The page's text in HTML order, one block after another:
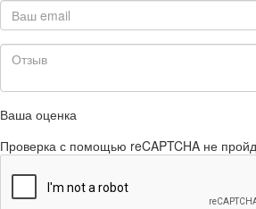
Ваша оценка
Проверка с помощью reCAPTCHA не